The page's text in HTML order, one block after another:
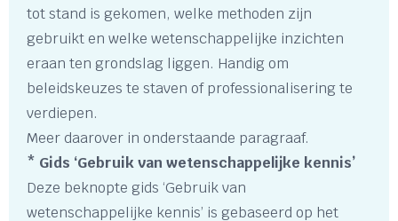
tot stand is gekomen, welke methoden zijn
gebruikt en welke wetenschappelijke inzichten
eraan ten grondslag liggen. Handig om
beleidskeuzes te staven of professionalisering te
verdiepen.
Meer daarover in onderstaande paragraaf.
* Gids ‘Gebruik van wetenschappelijke kennis’
Deze beknopte gids ‘Gebruik van
wetenschappelijke kennis’ is gebaseerd op het